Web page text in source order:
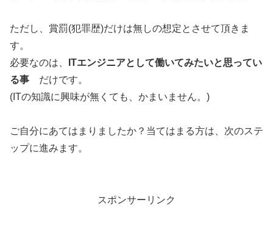
ただし、賞罰(犯罪歴)だけは無しの想定とさせて頂きま
す。
必要なのは、
ITエンジニアとして働いてみたいと思ってい
る事 だけです。
(ITの知識に興味が無くても、かまいません。)
ご自分にあてはまりましたか？当てはまる方は、次のステ
ップに進みます。
スポンサーリンク